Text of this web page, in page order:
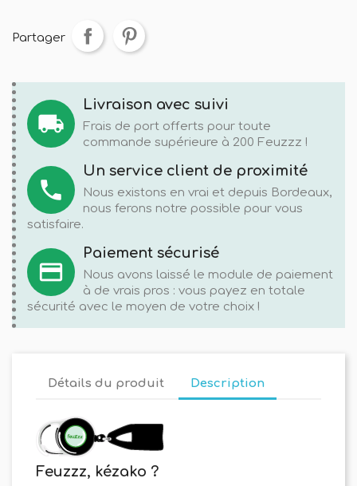
Partager
local_shipping
Livraison avec suivi
Frais de port offerts pour toute
commande supérieure à 200 Feuzzz !
local_phone
Un service client de proximité
Nous existons en vrai et depuis Bordeaux,
nous ferons notre possible pour vous
satisfaire.
credit_card
Paiement sécurisé
Nous avons laissé le module de paiement
à de vrais pros : vous payez en totale
sécurité avec le moyen de votre choix !
Détails du produit Description
Feuzzz, kézako ?